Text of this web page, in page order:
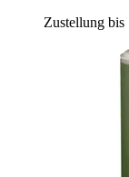
Zustellung bis